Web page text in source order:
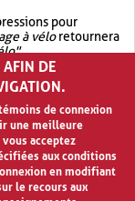
pour
à véloretournera
.
OR.garage OR vélo
à vélo
DE
de connexion
une meilleure
acceptez
aux conditions
en modifiant
le recours aux